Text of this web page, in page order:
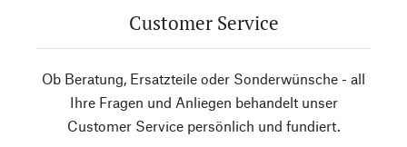
Customer Service
Ob Beratung, Ersatzteile oder Sonderwünsche - all
Ihre Fragen und Anliegen behandelt unser
Customer Service persönlich und fundiert.